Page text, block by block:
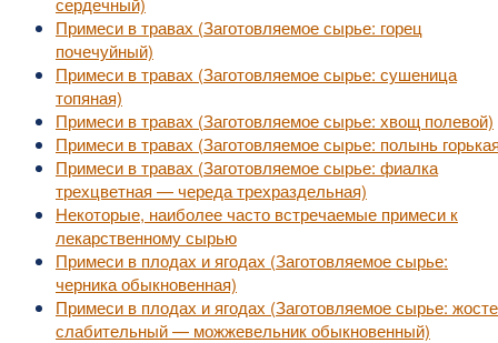
Примеси в травах (Заготовляемое сырье: горец
почечуйный)
Примеси в травах (Заготовляемое сырье: сушеница
топяная)
Примеси в травах (Заготовляемое сырье: хвощ полевой)
Примеси в травах (Заготовляемое сырье: полынь
Примеси в травах (Заготовляемое сырье: фиалка
трехцветная — череда трехраздельная)
Некоторые, наиболее часто встречаемые примеси к
лекарственному сырью
Примеси в плодах и ягодах (Заготовляемое сырье:
черника обыкновенная)
Примеси в плодах и ягодах (Заготовляемое сырье:
слабительный — можжевельник обыкновенный)